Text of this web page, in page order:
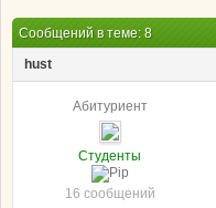
Сообщений в теме: 8
hust
Абитуриент
Студенты
16 сообщений